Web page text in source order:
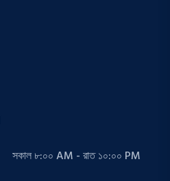
সকাল ৮:০০ AM - রাত ১০:০০ PM